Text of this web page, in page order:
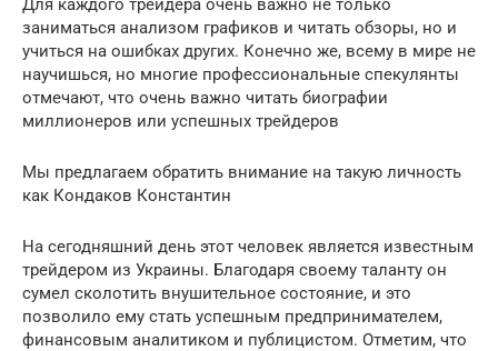
Для каждого трейдера очень важно не только
заниматься анализом графиков и читать обзоры, но и
учиться на ошибках других. Конечно же, всему в мире не
научишься, но многие профессиональные спекулянты
отмечают, что очень важно читать биографии
миллионеров или успешных трейдеров
Мы предлагаем обратить внимание на такую личность
как Кондаков Константин
На сегодняшний день этот человек является известным
трейдером из Украины. Благодаря своему таланту он
сумел сколотить внушительное состояние, и это
позволило ему стать успешным предпринимателем,
финансовым аналитиком и публицистом. Отметим, что